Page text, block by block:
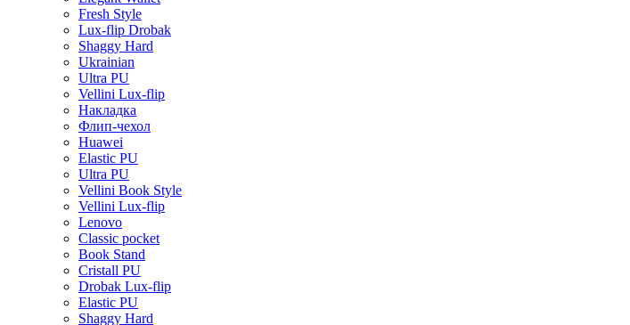
Fresh Style
Lux-flip Drobak
Shaggy Hard
Ukrainian
Ultra PU
Vellini Lux-flip
Накладка
Флип-чехол
Huawei
Elastic PU
Ultra PU
Vellini Book Style
Vellini Lux-flip
Lenovo
Classic pocket
Book Stand
Cristall PU
Drobak Lux-flip
Elastic PU
Shaggy Hard